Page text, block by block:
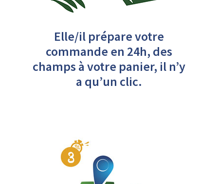
Elle/il prépare votre
commande en 24h, des
champs à votre panier, il n’y
a qu’un clic.